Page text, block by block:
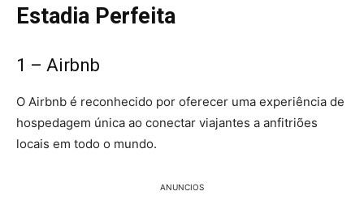
Estadia Perfeita
1 – Airbnb
O Airbnb é reconhecido por oferecer uma experiência de
hospedagem única ao conectar viajantes a anfitriões
locais em todo o mundo.
ANUNCIOS